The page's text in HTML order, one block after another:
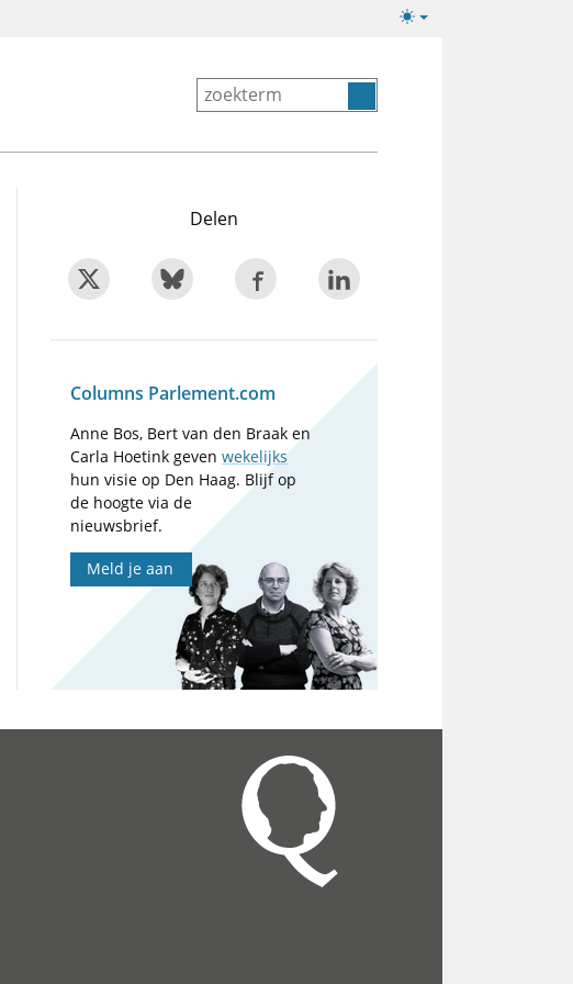
Lichte/donkere
Delen
Columns Parlement.com
Anne Bos, Bert van den Braak en
Carla Hoetink gevenwekelijks
hun visie op Den Haag. Blijf op
de hoogte via de
nieuwsbrief.
Meld je aan